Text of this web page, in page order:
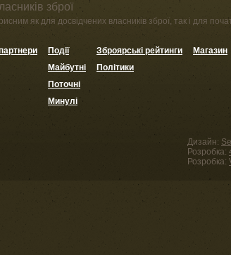
зброї
як для досвідчених власників зброї, так і для
Події
Майбутні
Поточні
Минулі
Зброярські рейтинги
Політики
Магазин
Дизайн:
Розробка:
Розробка: